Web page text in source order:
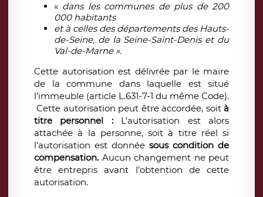
« dans les communes de plus de 200
000 habitants
et à celles des départements des Hauts-
de-Seine, de la Seine-Saint-Denis et du
Val-de-Marne ».
Cette autorisation est délivrée par le maire
de la commune dans laquelle est situé
l’immeuble (article L.631-7-1 du même Code).
Cette autorisation peut être accordée, soit à
titre personnel : L’autorisation est alors
attachée à la personne, soit à titre réel si
l’autorisation est donnée sous condition de
compensation. Aucun changement ne peut
être entrepris avant l’obtention de cette
autorisation.